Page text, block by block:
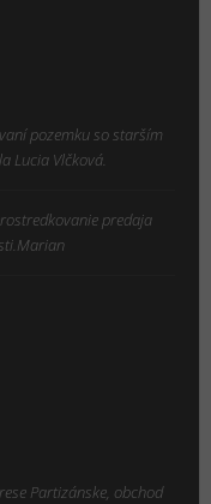
pozemku so starším
Lucia Vlčková.
predaja
Partizánske, obchod